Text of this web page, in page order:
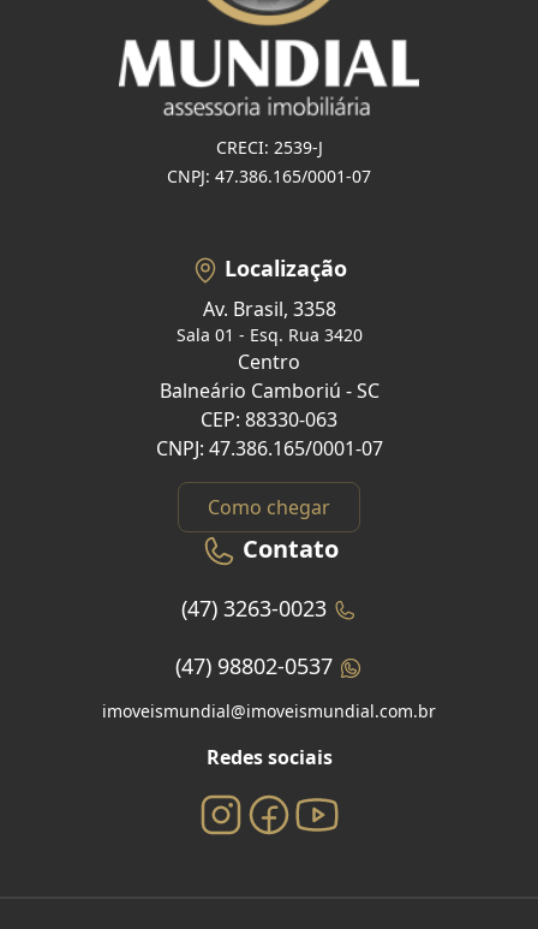
CRECI: 2539-J
CNPJ: 47.386.165/0001-07
Localização
Av. Brasil, 3358
Sala 01 - Esq. Rua 3420
Centro
Balneário Camboriú - SC
CEP: 88330-063
CNPJ: 47.386.165/0001-07
Como chegar
Contato
(47) 3263-0023
(47) 98802-0537
imoveismundial@imoveismundial.com.br
Redes sociais